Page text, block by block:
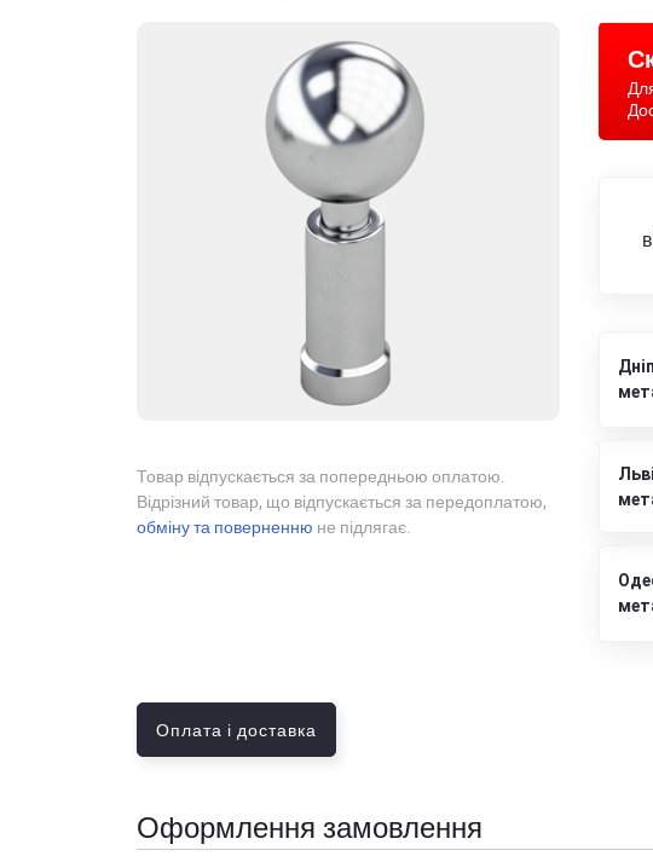
Товар відпускається за попередньою оплатою.
Відрізний товар, що відпускається за передоплатою,
обміну та поверненню не підлягає.
Оплата і доставка
Оформлення замовлення